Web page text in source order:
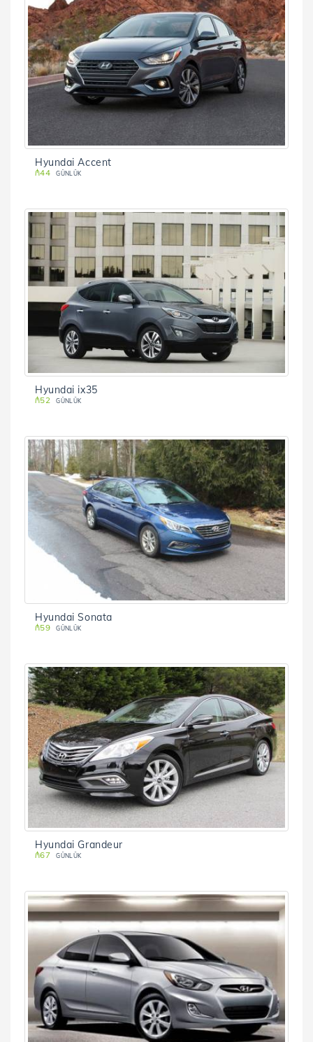
Hyundai Accent
₼44 GÜNLÜK
Hyundai ix35
₼52 GÜNLÜK
Hyundai Sonata
₼59 GÜNLÜK
Hyundai Grandeur
₼67 GÜNLÜK